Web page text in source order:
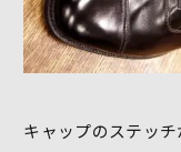
キャップのステッ